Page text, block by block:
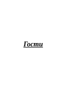
Гости